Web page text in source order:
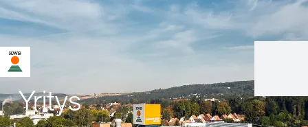
Yritys